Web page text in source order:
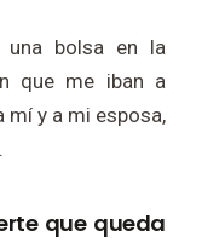
una bolsa en la
que me iban a
mí y a mi esposa,
que queda